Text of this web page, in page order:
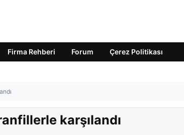
Firma Rehberi Forum Çerez Politikası
karşılandı